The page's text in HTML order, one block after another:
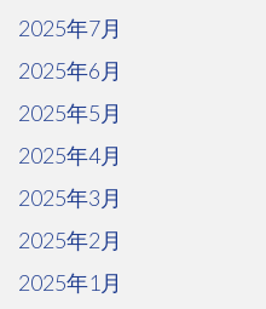
2025年7月
2025年6月
2025年5月
2025年4月
2025年3月
2025年2月
2025年1月